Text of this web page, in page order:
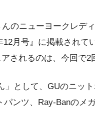
のニューヨークレデ
12月号』に掲載されて
されるのは、今回で2
」として、GUのニッ
ンツ、Ray-Banのメ